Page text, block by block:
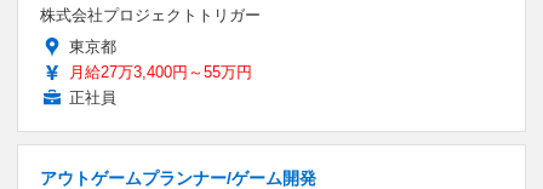
株式会社プロジェクトトリガー
東京都
月給27万3,400円～55万円
正社員
アウトゲームプランナー/ゲーム開発